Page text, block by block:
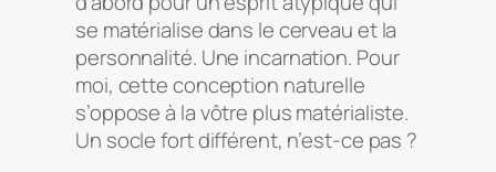
se matérialise dans le cerveau et la
personnalité. Une incarnation. Pour
moi, cette conception naturelle
s’oppose à la vôtre plus matérialiste.
Un socle fort différent, n’est-ce pas ?